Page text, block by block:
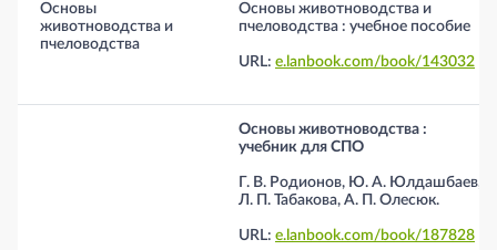
Основы
животноводства и
пчеловодства
Основы животноводства и
пчеловодства : учебное пособие
URL: e.lanbook.com/book/143032
Основы животноводства :
учебник для СПО
Г. В. Родионов, Ю. А. Юлдашбаев,
Л. П. Табакова, А. П. Олесюк.
URL: e.lanbook.com/book/187828